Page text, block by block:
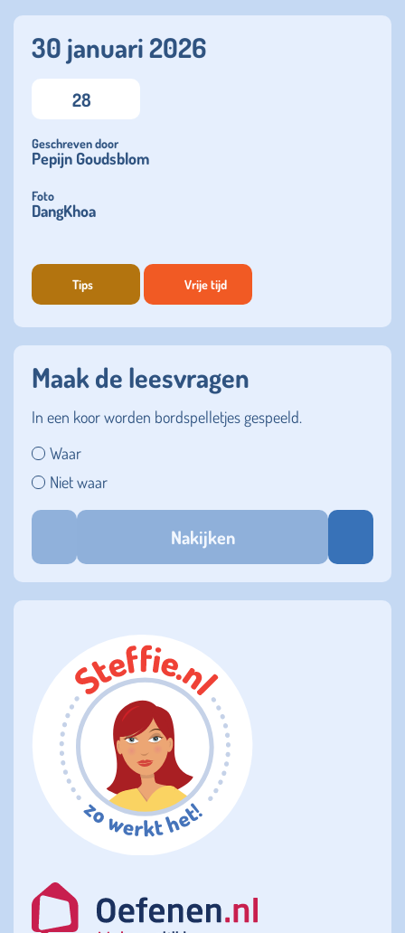
30 januari 2026
28
Geschreven door
Pepijn Goudsblom
Foto
DangKhoa
Tips Vrije tijd
Maak de leesvragen
In een koor worden bordspelletjes gespeeld.
Waar
Niet waar
Nakijken